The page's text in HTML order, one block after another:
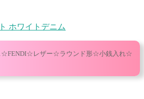
ホワイトデニム
☆FENDI☆レザー☆ラウンド形☆小銭入れ☆